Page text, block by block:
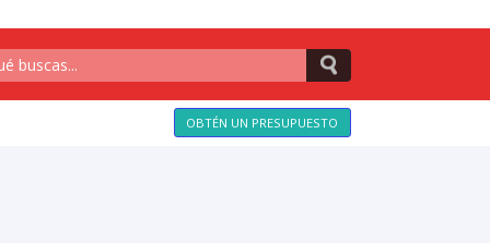
OBTÉN UN PRESUPUESTO